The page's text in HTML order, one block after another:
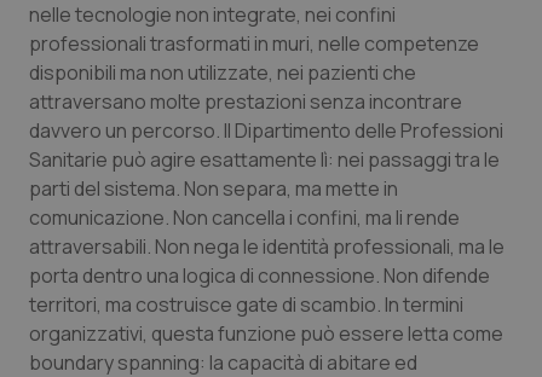
Tumori del Polmone & Testa Collo
Tumori gastrointestinali
Ulcera & Reflusso
Vaccini
nelle tecnologie non integrate, nei confini
professionali trasformati in muri, nelle competenze
disponibili ma non utilizzate, nei pazienti che
attraversano molte prestazioni senza incontrare
davvero un percorso. Il Dipartimento delle Professioni
Sanitarie può agire esattamente lì: nei passaggi tra le
parti del sistema. Non separa, ma mette in
comunicazione. Non cancella i confini, ma li rende
attraversabili. Non nega le identità professionali, ma le
porta dentro una logica di connessione. Non difende
territori, ma costruisce gate di scambio. In termini
organizzativi, questa funzione può essere letta come
boundary spanning: la capacità di abitare ed